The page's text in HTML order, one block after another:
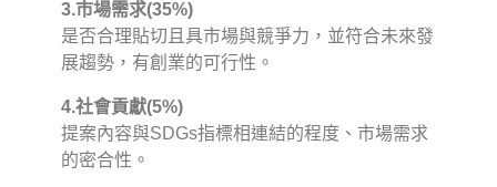
3.市場需求(35%)
是否合理貼切且具市場與競爭力，並符合未來發
展趨勢，有創業的可行性。
4.社會貢獻(5%)
提案內容與SDGs指標相連結的程度、市場需求
的密合性。